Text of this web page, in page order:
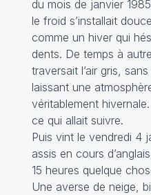
du mois de janvier
le froid s’installait
comme un hiver qui
dents. De temps à
traversait l’air gris,
laissant une
véritablement
ce qui allait suivre.
Puis vint le vendredi 4
assis en cours
15 heures quelque
Une averse de neige,